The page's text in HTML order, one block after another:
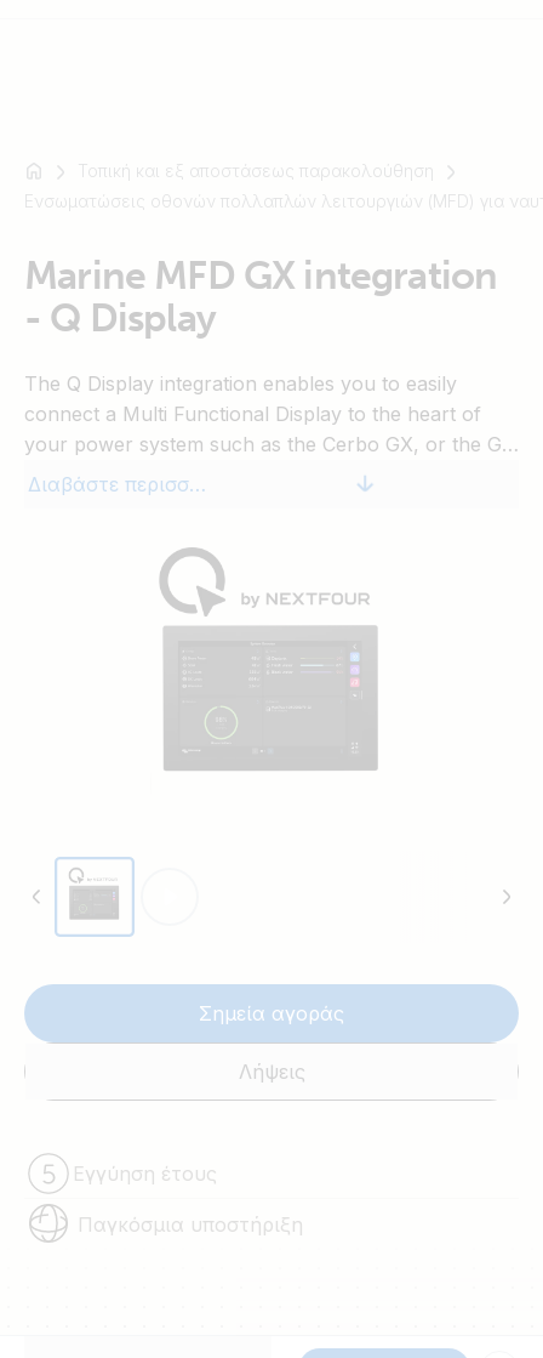
παράδειγμα
Multiplus-
Orion
SmartShunt
Τοπική και εξ αποστάσεως παρακολούθηση
Ενσωματώσεις οθονών πολλαπλών λειτουργιών (MFD) για
Marine MFD GX integration
- Q Display
The Q Display integration enables you to easily
connect a Multi Functional Display to the heart of
your power system such as the Cerbo GX, or the GX
enabled MultiPlus-II GX. Once connected you can
with our Marine power solutions.
Διαβάστε περισσότερα
Σημεία αγοράς
Λήψεις
Εγγύηση έτους
Παγκόσμια υποστήριξη